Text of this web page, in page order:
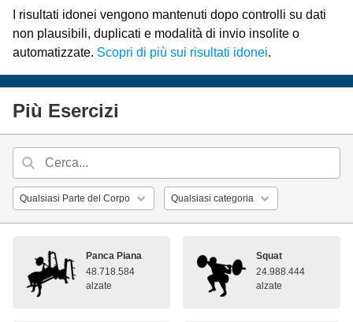
I risultati idonei vengono mantenuti dopo controlli su dati
non plausibili, duplicati e modalità di invio insolite o
automatizzate. Scopri di più sui risultati idonei.
Più Esercizi
Panca Piana
48.718.584
alzate
Squat
24.988.444
alzate